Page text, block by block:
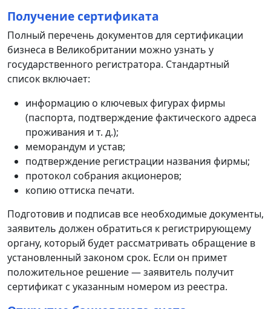
Получение сертификата
Полный перечень документов для сертификации
бизнеса в Великобритании можно узнать у
государственного регистратора. Стандартный
список включает:
информацию о ключевых фигурах фирмы
(паспорта, подтверждение фактического адреса
проживания и т. д.);
меморандум и устав;
подтверждение регистрации названия фирмы;
протокол собрания акционеров;
копию оттиска печати.
Подготовив и подписав все необходимые документы,
заявитель должен обратиться к регистрирующему
органу, который будет рассматривать обращение в
установленный законом срок. Если он примет
положительное решение — заявитель получит
сертификат с указанным номером из реестра.